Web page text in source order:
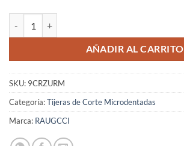
AÑADIR AL CARRITO
SKU: 9CRZURM
Categoría:Tijeras de Corte Microdentadas
Marca: RAUGCCI